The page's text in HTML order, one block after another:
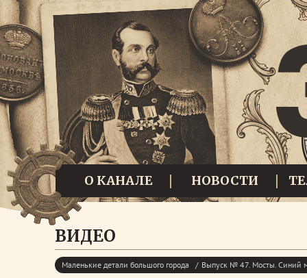
О КАНАЛЕ НОВОСТИ
ВИДЕО
Маленькие детали большого города Выпуск № 47. Мосты. Синий